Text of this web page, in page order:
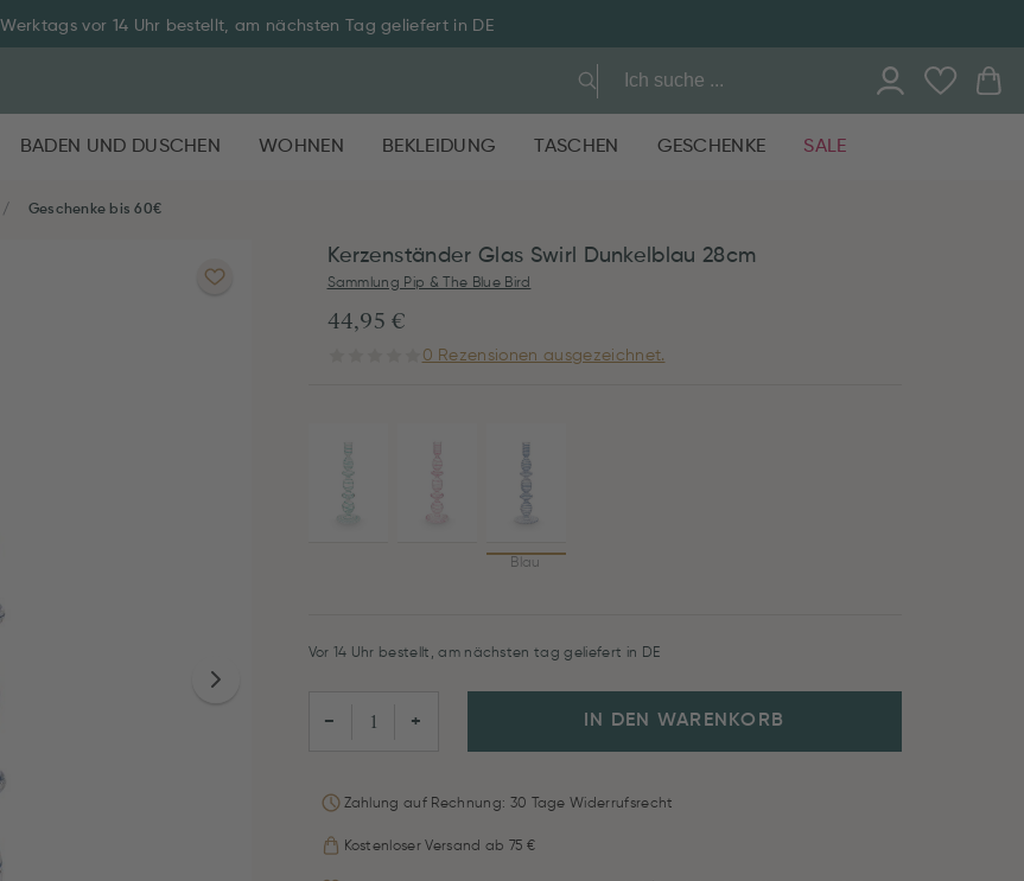
Werktags vor 14 Uhr bestellt, am nächsten Tag geliefert in DE
BADEN UND DUSCHEN WOHNEN BEKLEIDUNG TASCHEN GESCHENKE SALE
Geschenke bis 60€
Kerzenständer Glas Swirl Dunkelblau 28cm
Sammlung Pip & The Blue Bird
44,95 €
0 Rezensionen ausgezeichnet.
Blau
Vor 14 Uhr bestellt, am nächsten tag geliefert in DE
− + IN DEN WARENKORB
Zahlung auf Rechnung: 30 Tage Widerrufsrecht
Kostenloser Versand ab 75 €